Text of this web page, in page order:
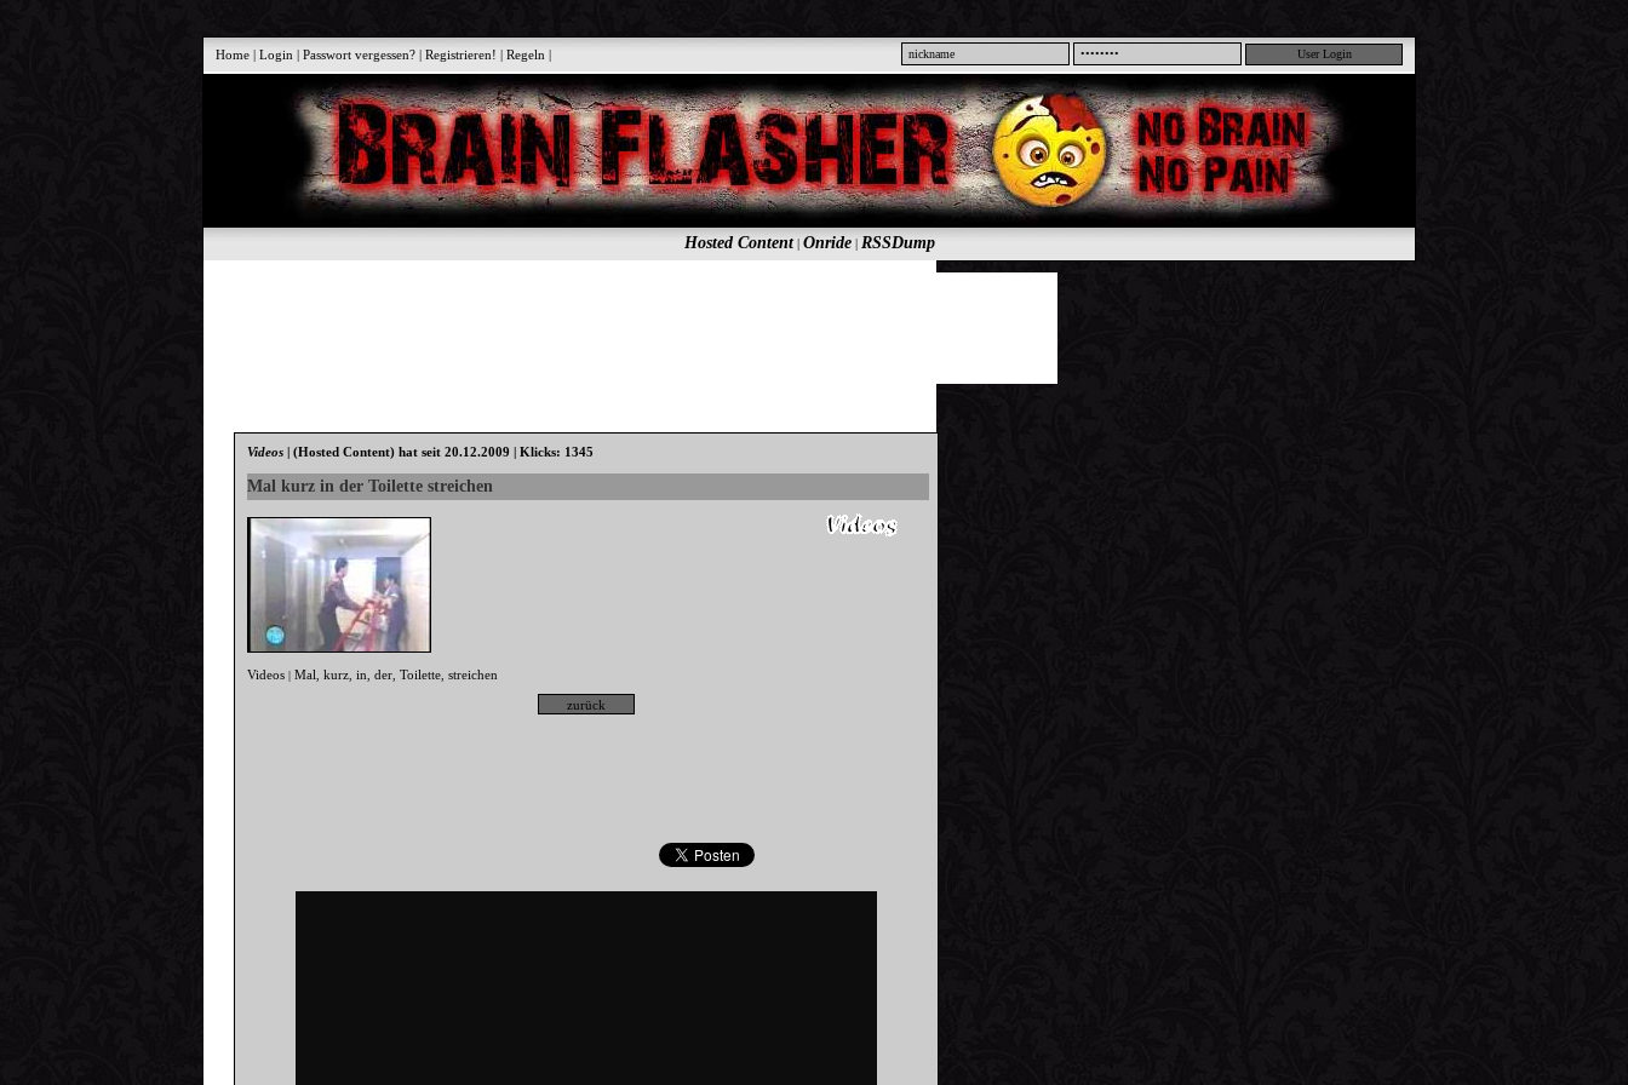
Home |Login |Passwort vergessen? |Registrieren! |Regeln |
Hosted Content| Onride| RSSDump
Videos |(Hosted Content) hat seit 20.12.2009 | Klicks: 1345
Mal kurz in der Toilette streichen
Videos |Mal ,kurz ,in ,der ,Toilette ,streichen